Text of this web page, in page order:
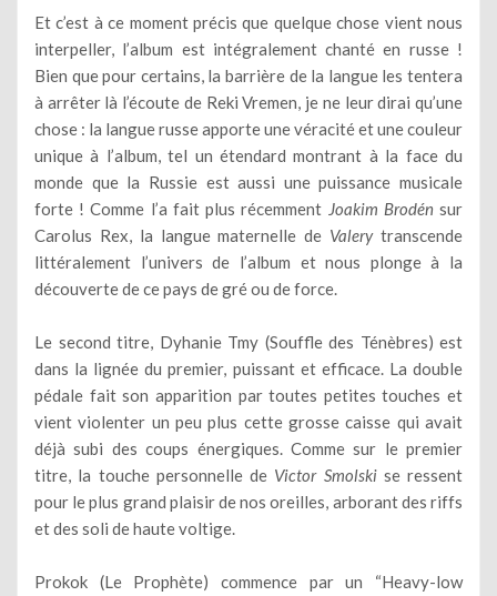
Et c’est à ce moment précis que quelque chose vient nous
interpeller, l’album est intégralement chanté en russe !
Bien que pour certains, la barrière de la langue les tentera
à arrêter là l’écoute de Reki Vremen, je ne leur dirai qu’une
chose : la langue russe apporte une véracité et une couleur
unique à l’album, tel un étendard montrant à la face du
monde que la Russie est aussi une puissance musicale
forte ! Comme l’a fait plus récemment Joakim Brodénsur
Carolus Rex, la langue maternelle de Valerytranscende
littéralement l’univers de l’album et nous plonge à la
découverte de ce pays de gré ou de force.
Le second titre, Dyhanie Tmy (Souffle des Ténèbres) est
dans la lignée du premier, puissant et efficace. La double
pédale fait son apparition par toutes petites touches et
vient violenter un peu plus cette grosse caisse qui avait
déjà subi des coups énergiques. Comme sur le premier
titre, la touche personnelle de Victor Smolskise ressent
pour le plus grand plaisir de nos oreilles, arborant des riffs
et des soli de haute voltige.
Prokok (Le Prophète) commence par un “Heavy-low